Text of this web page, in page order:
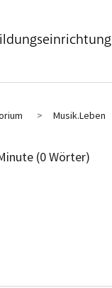
Musik.Leben
(0 Wörter)